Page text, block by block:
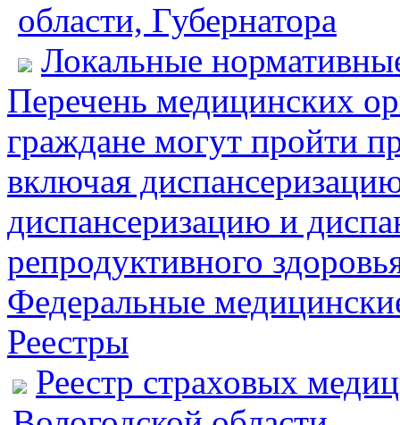
области, Губернатора
Локальные
Перечень медицинских
граждане могут пройти
включая
диспансеризацию и
репродуктивного
Федеральные
Реестры
Реестр страховых